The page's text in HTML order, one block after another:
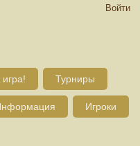
Войти
Турниры
Игроки